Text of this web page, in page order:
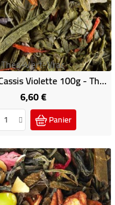
Thes-Vert-Vrac
Macaron Cassis Violette 100g - Thé Vert Vrac Dammann
6,60 €Prix
Panier